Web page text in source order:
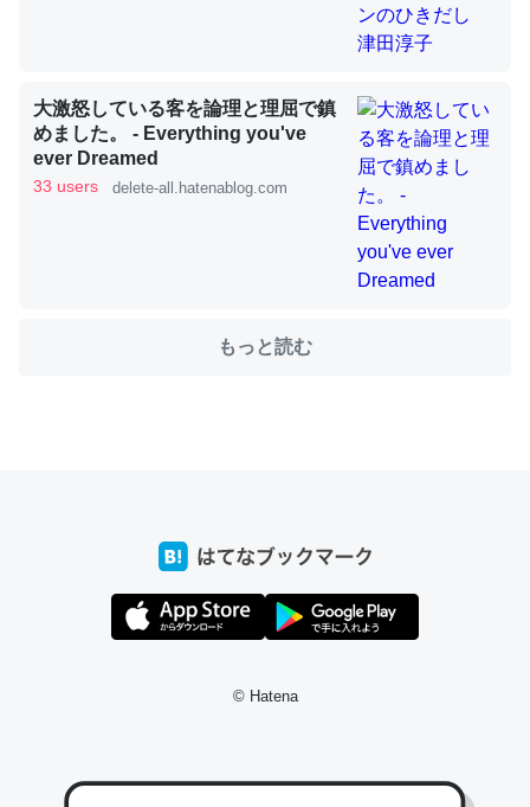
ちぼちRingも置こうかと画策中。あと、Googleマップで
位置情報を共有してる。電池残量や充電中かが分かるので
これ見て生きてるなって分かる。
コミュニケーションが劇的に変化した｜tayorini by LIFULL介護
たいなのでネット環境作ったけどAlexaしか使わないので
34
大激怒している客を論理と理屈で鎮
めました。 - Everything you've
ever Dreamed
33 users delete-all.hatenablog.com
もっと読む
© Hatena